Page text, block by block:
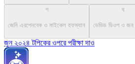
গ
জেনি এরপেনবেক ও মাইকেল হফম্যান
ঘ
ডেভিড ডিওপ ও জন
জুন ২০২৪ টপিকের ওপরে পরীক্ষা দাও